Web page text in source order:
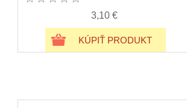
3,10 €
KÚPIŤ PRODUKT